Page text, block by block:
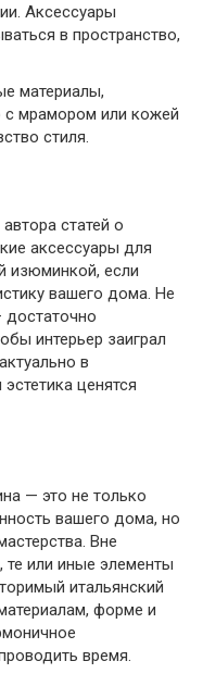
Аксессуары
в пространство,
материалы,
с мрамором или кожей
стиля.
статей о
аксессуары для
изюминкой, если
вашего дома. Не
достаточно
интерьер заиграл
в
ценятся
— это не только
вашего дома, но
Вне
те или иные элементы
итальянский
форме и
время.